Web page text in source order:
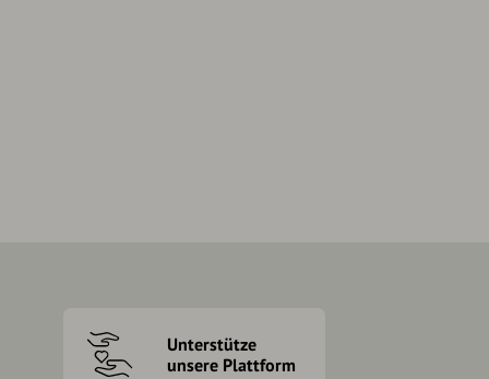
Unterstütze
unsere Plattform